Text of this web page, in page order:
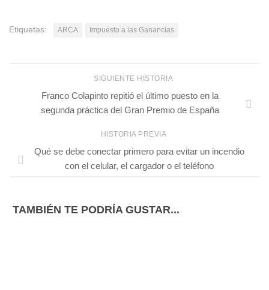
Etiquetas: ARCA Impuesto a las Ganancias
SIGUIENTE HISTORIA
Franco Colapinto repitió el último puesto en la
segunda práctica del Gran Premio de España
HISTORIA PREVIA
Qué se debe conectar primero para evitar un incendio
con el celular, el cargador o el teléfono
TAMBIÉN TE PODRÍA GUSTAR...